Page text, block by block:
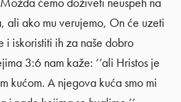
ali ako mu verujemo, On će uzeti
i iskoristiti ih za naše dobro
3:6 nam kaže: ‘’ali Hristos je
kućom. A njegova kuća smo mi